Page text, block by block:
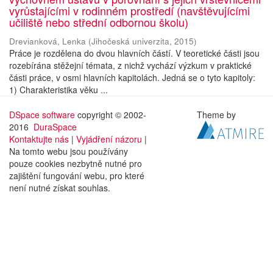
vyrůstajícími v rodinném prostředí (navštěvujícími
učiliště nebo střední odbornou školu)
Drevianková, Lenka (Jihočeská univerzita, 2015)
Práce je rozdělena do dvou hlavních částí. V teoretické části jsou
rozebírána stěžejní témata, z nichž vychází výzkum v praktické
části práce, v osmi hlavních kapitolách. Jedná se o tyto kapitoly:
1) Charakteristika věku ...
DSpace software copyright © 2002-
2016 DuraSpace
Kontaktujte nás | Vyjádření názoru |
Na tomto webu jsou používány
pouze cookies nezbytně nutné pro
zajištění fungování webu, pro které
není nutné získat souhlas.
Theme by